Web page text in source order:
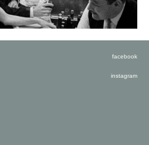
facebook
instagram